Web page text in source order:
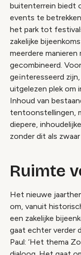
buitenterrein biedt
events te
het park tot
zakelijke
meerdere
gecombineerd.
geïnteresseerd
uitgelezen plek om
Inhoud van
tentoonstellingen,
diepere,
zonder dit als
Ruimte
Het nieuwe
om, vanuit
een zakelijke
gaat echter verder
Paul: ‘Het thema